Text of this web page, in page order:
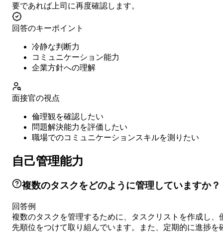
要であれば上司に再度確認します。
回答のキーポイント
冷静な判断力
コミュニケーション能力
企業方針への理解
面接官の視点
倫理観を確認したい
問題解決能力を評価したい
職場でのコミュニケーションスキルを測りたい
自己管理能力
複数のタスクをどのように管理していますか？
回答例
複数のタスクを管理するために、タスクリストを作成し、
先順位をつけて取り組んでいます。また、定期的に進捗を